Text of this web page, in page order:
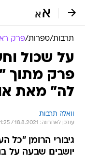
תרבות/ספרות/פרק
על שכול
פרק מתוך
לה" מאת
וואלה תרבות
עודכן לאחרונה: 18.8.2021 / 21:25
גיבורי הרומן "כל
יושבים שבעה על